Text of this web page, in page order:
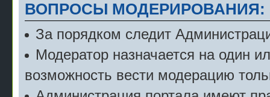
ВОПРОСЫ МОДЕРИРОВАНИЯ:
За порядком следит
Модератор назначается на один
возможность вести модерацию